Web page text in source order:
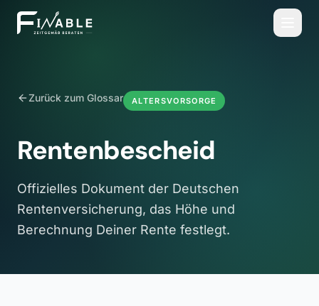
Zurück zum Glossar ALTERSVORSORGE
Rentenbescheid
Offizielles Dokument der Deutschen
Rentenversicherung, das Höhe und
Berechnung Deiner Rente festlegt.